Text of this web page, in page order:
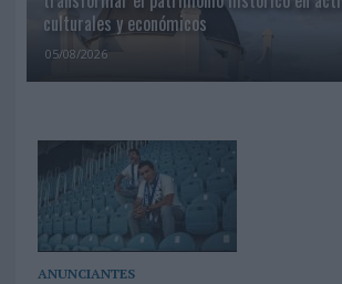
culturales y económicos
05/08/2026
ANUNCIANTES